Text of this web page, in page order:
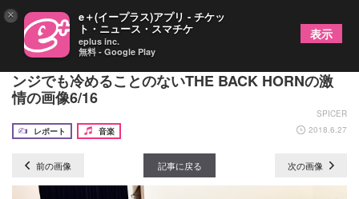
『ROCKIN’ QUARTET Vol.2』レポート 弦楽アレ
ンジでも冷めることのないTHE BACK HORNの激
情の画像6/16
SPICER
レポート
音楽 2018.6.27
前の画像 記事に戻る 次の画像
× e＋(イープラス)アプリ - チケッ
ト・ニュース・スマチケ
eplus inc.
無料 - Google Play
表示